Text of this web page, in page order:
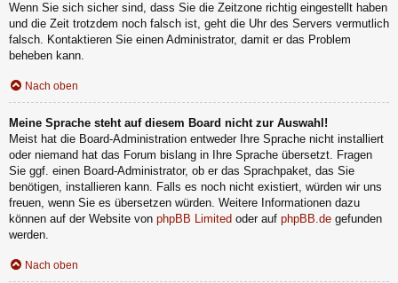
Wenn Sie sich sicher sind, dass Sie die Zeitzone richtig eingestellt haben
und die Zeit trotzdem noch falsch ist, geht die Uhr des Servers vermutlich
falsch. Kontaktieren Sie einen Administrator, damit er das Problem
beheben kann.
Nach oben
Meine Sprache steht auf diesem Board nicht zur Auswahl!
Meist hat die Board-Administration entweder Ihre Sprache nicht installiert
oder niemand hat das Forum bislang in Ihre Sprache übersetzt. Fragen
Sie ggf. einen Board-Administrator, ob er das Sprachpaket, das Sie
benötigen, installieren kann. Falls es noch nicht existiert, würden wir uns
freuen, wenn Sie es übersetzen würden. Weitere Informationen dazu
können auf der Website von phpBB Limited oder auf phpBB.de gefunden
werden.
Nach oben